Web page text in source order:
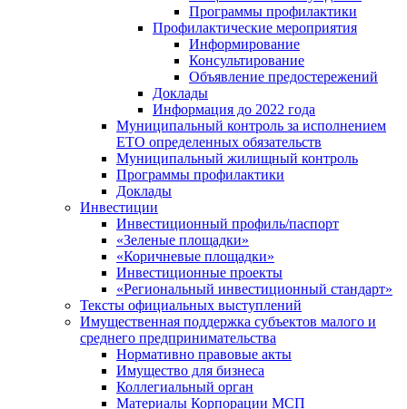
Программы профилактики
Профилактические мероприятия
Информирование
Консультирование
Объявление предостережений
Доклады
Информация до 2022 года
Муниципальный контроль за исполнением
ЕТО определенных обязательств
Муниципальный жилищный контроль
Программы профилактики
Доклады
Инвестиции
Инвестиционный профиль/паспорт
«Зеленые площадки»
«Коричневые площадки»
Инвестиционные проекты
«Региональный инвестиционный стандарт»
Тексты официальных выступлений
Имущественная поддержка субъектов малого и
среднего предпринимательства
Нормативно правовые акты
Имущество для бизнеса
Коллегиальный орган
Материалы Корпорации МСП